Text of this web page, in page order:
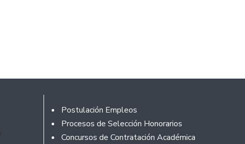
Rodapé
Postulación Empleos
Procesos de Selección Honorarios
Concursos de Contratación Académica